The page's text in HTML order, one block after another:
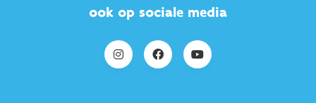
ook op sociale media